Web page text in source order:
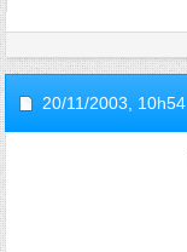
20/11/2003, 10h54